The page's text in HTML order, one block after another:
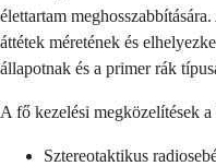
élettartam
áttétek méretének és
állapotnak és a primer rák
A fő kezelési megközelítések
Sztereotaktikus